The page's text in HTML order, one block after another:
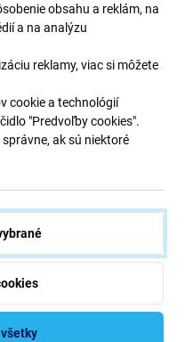
USB-C / USB-C kábel, 2
9,98 €
Skladom
obsahu a reklám, na
a na analýzu
reklamy, viac si môžete
cookie a technológií
"Predvoľby cookies".
ak sú niektoré